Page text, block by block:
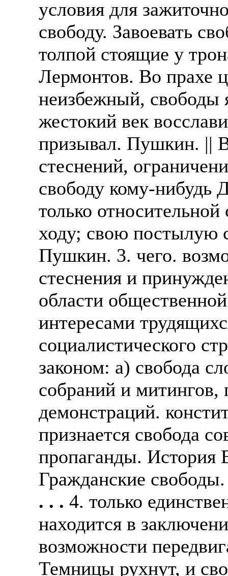
условия для
свободу. Завоевать
толпой стоящие у
Лермонтов. Во прахе
неизбежный, свободы
жестокий век
призывал. Пушкин. ||
стеснений,
свободу кому-нибудь
только
ходу; свою постылую
Пушкин. 3. чего.
стеснения и
области
интересами
социалистического
законом: а) свобода
собраний и
демонстраций.
признается свобода
пропаганды.
Гражданские
. . . 4. только
находится в
возможности
Темницы рухнут, и